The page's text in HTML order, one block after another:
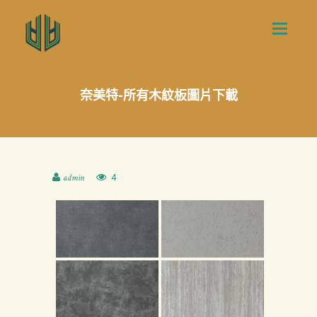
奈美特-所有木紋板圖片下載
admin 4